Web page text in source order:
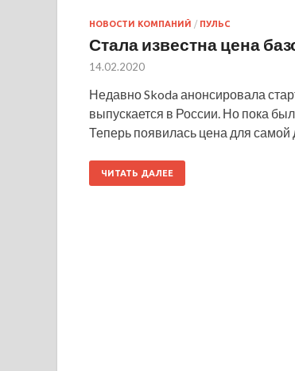
НОВОСТИ КОМПАНИЙ / ПУЛЬС
Стала известна цена
14.02.2020
Недавно Skoda анонсировала
выпускается в России. Но пока
Теперь появилась цена для самой
ЧИТАТЬ ДАЛЕЕ